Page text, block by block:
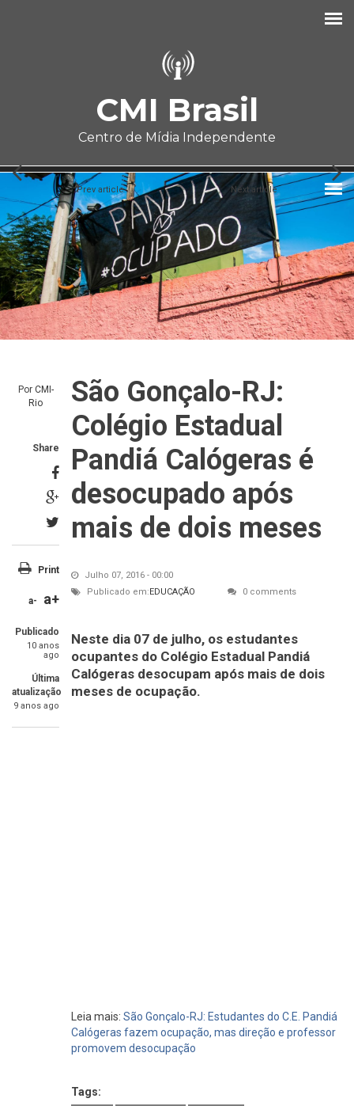
CMI Brasil
Centro de Mídia Independente
Prev article Next article
Por CMI-
Rio
Share
Print
a- a+
Publicado
10 anos
ago
Última
atualização
9 anos ago
São Gonçalo-RJ:
Colégio Estadual
Pandiá Calógeras é
desocupado após
mais de dois meses
Julho 07, 2016 - 00:00
Publicado em:EDUCAÇÃO 0 comments
Neste dia 07 de julho, os estudantes
ocupantes do Colégio Estadual Pandiá
Calógeras desocupam após mais de dois
meses de ocupação.
Leia mais: São Gonçalo-RJ: Estudantes do C.E. Pandiá
Calógeras fazem ocupação, mas direção e professor
promovem desocupação
Tags: